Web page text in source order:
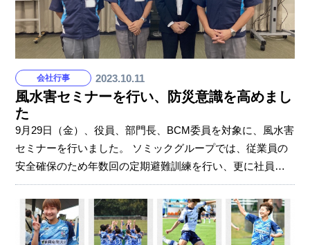
会社行事 2023.10.11
風水害セミナーを行い、防災意識を高めまし
た
9月29日（金）、役員、部門長、BCM委員を対象に、風水害
セミナーを行いました。 ソミックグループでは、従業員の
安全確保のため年数回の定期避難訓練を行い、更に社員の
防災意識を高めるためにワークショップやセミナーなども
実施しています。 今回はMS&ADインターリスク総研（株）
四釜様を外部講師にお招きし、風水害の備えと対応セミナ
ーを開催しました。 災害によって大切な従業員の命が脅か